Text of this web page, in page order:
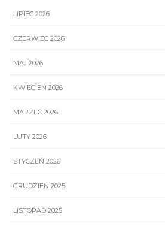
LIPIEC 2026
CZERWIEC 2026
MAJ 2026
KWIECIEŃ 2026
MARZEC 2026
LUTY 2026
STYCZEŃ 2026
GRUDZIEŃ 2025
LISTOPAD 2025